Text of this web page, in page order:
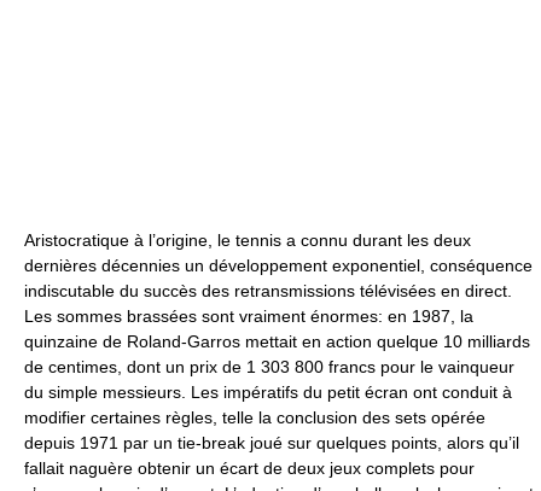
Aristocratique à l’origine, le tennis a connu durant les deux
dernières décennies un développement exponentiel, conséquence
indiscutable du succès des retransmissions télévisées en direct.
Les sommes brassées sont vraiment énormes: en 1987, la
quinzaine de Roland-Garros mettait en action quelque 10 milliards
de centimes, dont un prix de 1 303 800 francs pour le vainqueur
du simple messieurs. Les impératifs du petit écran ont conduit à
modifier certaines règles, telle la conclusion des sets opérée
depuis 1971 par un tie-break joué sur quelques points, alors qu’il
fallait naguère obtenir un écart de deux jeux complets pour